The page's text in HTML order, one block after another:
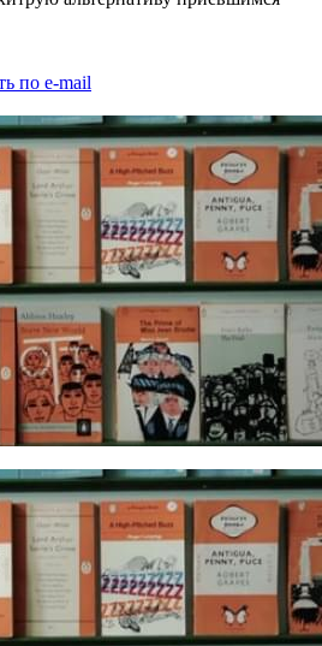
по e-mail